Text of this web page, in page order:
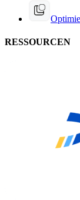
RESSOURCEN